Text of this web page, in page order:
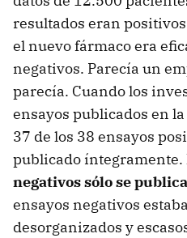
resultados eran
el nuevo fármaco era
negativos. Parecía un
parecía. Cuando los
ensayos publicados en
37 de los 38 ensayos
publicado íntegramente.
negativos sólo se
ensayos negativos
desorganizados y